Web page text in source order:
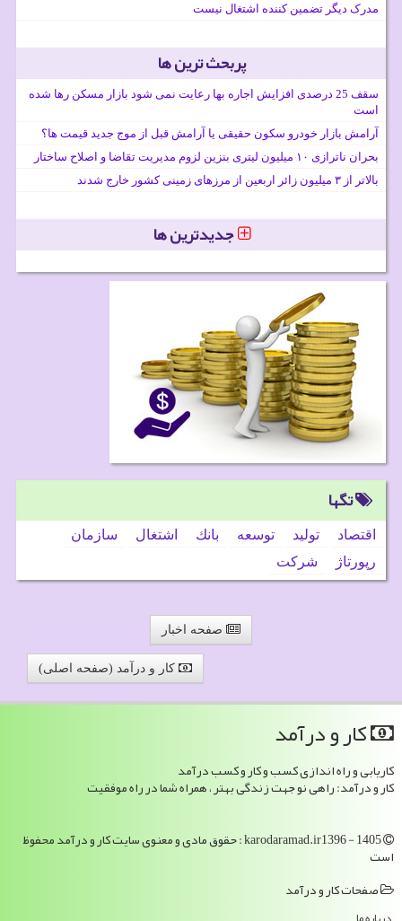
مدرک دیگر تضمین کننده اشتغال نیست
پربحث ترین ها
سقف 25 درصدی افزایش اجاره بها رعایت نمی شود بازار مسکن رها شده
است
آرامش بازار خودرو سکون حقیقی یا آرامش قبل از موج جدید قیمت ها؟
بحران ناترازی ۱۰ میلیون لیتری بنزین لزوم مدیریت تقاضا و اصلاح ساختار
بالاتر از ۳ میلیون زائر اربعین از مرزهای زمینی کشور خارج شدند
جدیدترین ها
تگها
اقتصاد تولید توسعه بانك اشتغال
سازمان
رپورتاژ
شركت
صفحه اخبار
کار و درآمد (صفحه اصلی)
كار و درآمد
کاریابی و راه اندازی کسب و کار و کسب درآمد
کار و درآمد: راهی نو جهت زندگی بهتر ، همراه شما در راه موفقیت
karodaramad.ir1396 - 1405 : حقوق مادی و معنوی سایت كار و درآمد محفوظ
است
صفحات كار و درآمد